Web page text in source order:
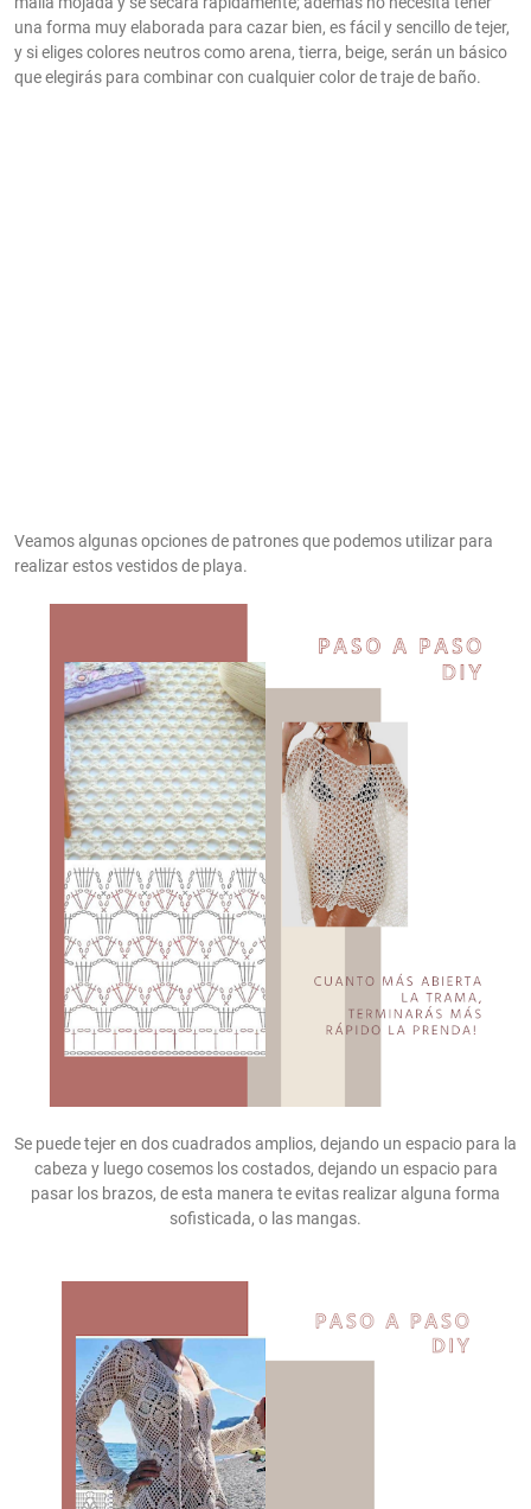
una forma muy elaborada para cazar bien, es fácil y sencillo de tejer,
y si eliges colores neutros como arena, tierra, beige, serán un básico
que elegirás para combinar con cualquier color de traje de baño.
Veamos algunas opciones de patrones que podemos utilizar para
realizar estos vestidos de playa.
Se puede tejer en dos cuadrados amplios, dejando un espacio para la
cabeza y luego cosemos los costados, dejando un espacio para
pasar los brazos, de esta manera te evitas realizar alguna forma
sofisticada, o las mangas.